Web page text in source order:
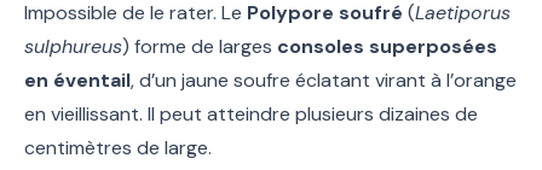
Impossible de le rater. Le Polypore soufré (Laetiporus
sulphureus) forme de larges consoles superposées
en éventail, d’un jaune soufre éclatant virant à l’orange
en vieillissant. Il peut atteindre plusieurs dizaines de
centimètres de large.